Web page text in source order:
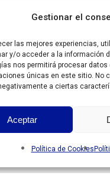
Gestionar el
las mejores experiencias,
y/o acceder a la información
nos permitirá procesar
únicas en este sitio. No
a ciertas
Aceptar
Política de Cookies
Size chart
Guía de Tallas
https://
content/uploads/